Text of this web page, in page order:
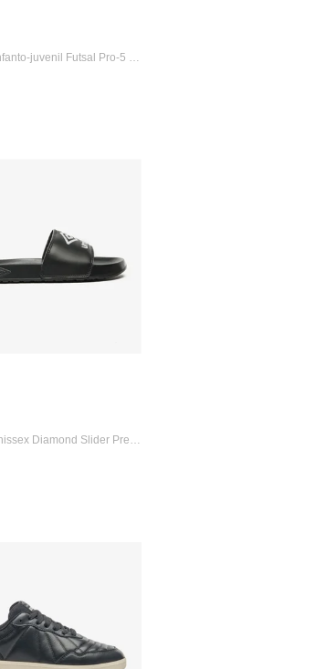
Chuteira Infanto-juvenil Futsal Pro-5 Jr...
Chinelo Unissex Diamond Slider Preto Bra...